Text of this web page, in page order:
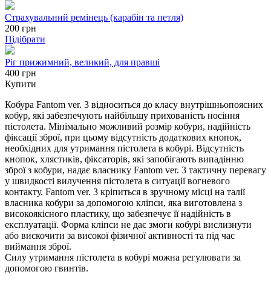
Страхувальний ремінець (карабін та петля)
200 грн
Підібрати
Ріг прижимний, великий, для правші
400 грн
Купити
Кобура Fantom ver. 3 відноситься до класу внутрішньопоясних
кобур, які забезпечують найбільшу прихованість носіння
пістолета. Мінімально можливий розмір кобури, надійність
фіксації зброї, при цьому відсутність додаткових кнопок,
необхідних для утримання пістолета в кобурі. Відсутність
кнопок, хлястиків, фіксаторів, які запобігають випадінню
зброї з кобури, надає власнику Fantom ver. 3 тактичну перевагу
у швидкості вилучення пістолета в ситуації вогневого
контакту. Fantom ver. 3 кріпиться в зручному місці на талії
власника кобури за допомогою кліпси, яка виготовлена з
високоякісного пластику, що забезпечує її надійність в
експлуатації. Форма кліпси не дає змоги кобурі вислизнути
або вискочити за високої фізичної активності та під час
виймання зброї.
Силу утримання пістолета в кобурі можна регулювати за
допомогою гвинтів.